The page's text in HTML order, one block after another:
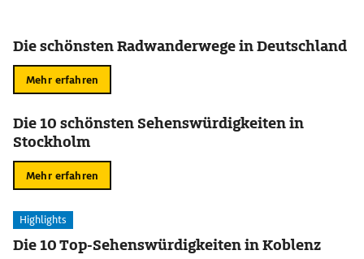
Die schönsten Radwanderwege in Deutschland
Mehr erfahren
Die 10 schönsten Sehenswürdigkeiten in
Stockholm
Mehr erfahren
Highlights
Die 10 Top-Sehenswürdigkeiten in Koblenz